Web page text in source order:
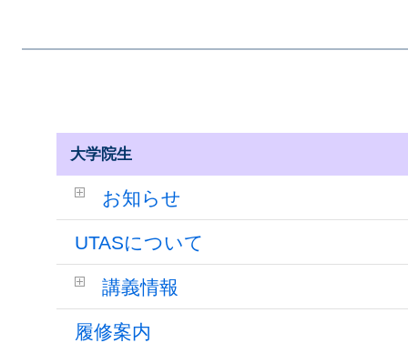
大学院生
お知らせ
UTASについて
講義情報
履修案内